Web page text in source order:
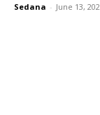
Sedana - June 13,